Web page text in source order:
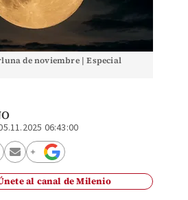
de noviembre | Especial
06:43:00
al canal de Milenio